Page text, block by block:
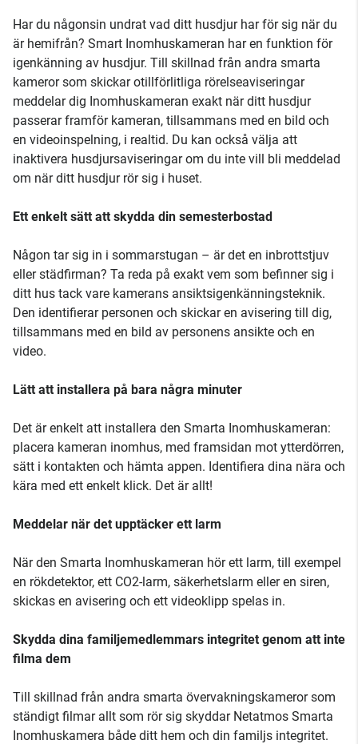
Har du någonsin undrat vad ditt husdjur har för sig när du
är hemifrån? Smart Inomhuskameran har en funktion för
igenkänning av husdjur. Till skillnad från andra smarta
kameror som skickar otillförlitliga rörelseaviseringar
meddelar dig Inomhuskameran exakt när ditt husdjur
passerar framför kameran, tillsammans med en bild och
en videoinspelning, i realtid. Du kan också välja att
inaktivera husdjursaviseringar om du inte vill bli meddelad
om när ditt husdjur rör sig i huset.
Ett enkelt sätt att skydda din semesterbostad
Någon tar sig in i sommarstugan – är det en inbrottstjuv
eller städfirman? Ta reda på exakt vem som befinner sig i
ditt hus tack vare kamerans ansiktsigenkänningsteknik.
Den identifierar personen och skickar en avisering till dig,
tillsammans med en bild av personens ansikte och en
video.
Lätt att installera på bara några minuter
Det är enkelt att installera den Smarta Inomhuskameran:
placera kameran inomhus, med framsidan mot ytterdörren,
sätt i kontakten och hämta appen. Identifiera dina nära och
kära med ett enkelt klick. Det är allt!
Meddelar när det upptäcker ett larm
När den Smarta Inomhuskameran hör ett larm, till exempel
en rökdetektor, ett CO2-larm, säkerhetslarm eller en siren,
skickas en avisering och ett videoklipp spelas in.
Skydda dina familjemedlemmars integritet genom att inte
filma dem
Till skillnad från andra smarta övervakningskameror som
ständigt filmar allt som rör sig skyddar Netatmos Smarta
Inomhuskamera både ditt hem och din familjs integritet.